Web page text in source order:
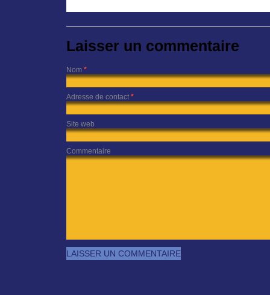
Laisser un commentaire
Nom *
Adresse de contact *
Site web
Commentaire